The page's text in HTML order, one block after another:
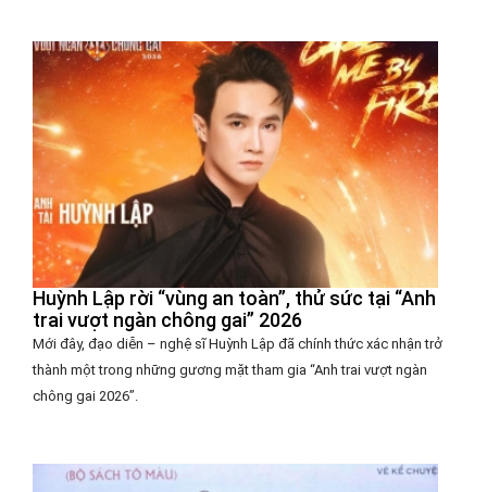
Huỳnh Lập rời “vùng an toàn”, thử sức tại “Anh
trai vượt ngàn chông gai” 2026
Mới đây, đạo diễn – nghệ sĩ Huỳnh Lập đã chính thức xác nhận trở
thành một trong những gương mặt tham gia “Anh trai vượt ngàn
chông gai 2026”.